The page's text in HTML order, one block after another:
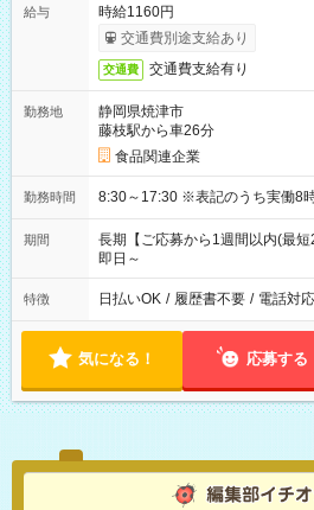
給与
時給1160円
交通費別途支給あり
交通費 交通費支給有り
勤務地
静岡県焼津市
藤枝駅から車26分
食品関連企業
勤務時間 8:30～17:30 ※表記のうち実
期間
長期【ご応募から1週間以内(最短
即日～
特徴 日払いOK / 履歴書不要 / 電話対
気になる！ 応募する